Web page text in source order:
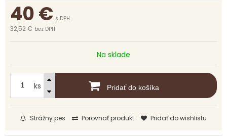
40€ s DPH
32,52 € bez DPH
Na sklade
ks Pridať do košíka
Strážny pes Porovnať produkt Pridať do wishlistu